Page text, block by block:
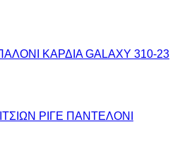
ΡΙΓΕ ΠΑΝΤΕΛΟΝΙ